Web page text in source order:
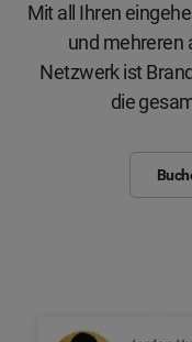
Mit all Ihren
und mehreren
Netzwerk ist
die